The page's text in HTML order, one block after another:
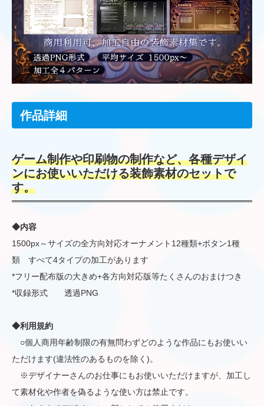
作品詳細
ゲーム制作や印刷物の制作など、各種デザイ
ンにお使いいただける装飾素材のセットで
す。
◆内容
1500px～サイズの全方向対応オーナメント12種類+ボタン1種
類 すべて4タイプの加工があります
*フリー配布版の大きめ+各方向対応版等たくさんのおまけつき
*収録形式 透過PNG
◆利用規約
○個人商用年齢制限の有無問わずどのような作品にもお使いい
ただけます(違法性のあるものを除く)。
※デザイナーさんのお仕事にもお使いいただけますが、加工し
て素材化や作者を偽るような使い方は禁止です。